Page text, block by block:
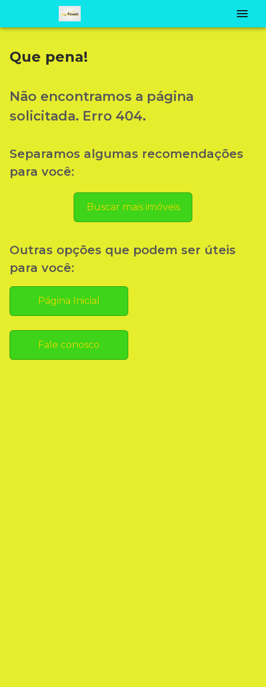
Que pena!
Não encontramos a página
solicitada. Erro 404.
Separamos algumas recomendações
para você:
Buscar mais imóveis
Outras opções que podem ser úteis
para você:
Página Inicial
Fale conosco